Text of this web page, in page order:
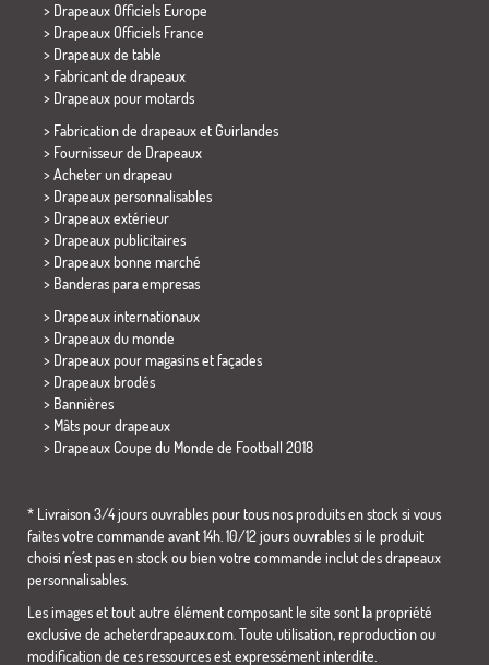
> Drapeaux Officiels Europe
> Drapeaux Officiels France
> Drapeaux de table
> Fabricant de drapeaux
> Drapeaux pour motards
> Fabrication de drapeaux et Guirlandes
> Fournisseur de Drapeaux
> Acheter un drapeau
> Drapeaux personnalisables
> Drapeaux extérieur
> Drapeaux publicitaires
> Drapeaux bonne marché
> Banderas para empresas
> Drapeaux internationaux
> Drapeaux du monde
> Drapeaux pour magasins et façades
> Drapeaux brodés
> Bannières
> Mâts pour drapeaux
> Drapeaux Coupe du Monde de Football 2018
* Livraison 3/4 jours ouvrables pour tous nos produits en stock si vous
faites votre commande avant 14h. 10/12 jours ouvrables si le produit
choisi n´est pas en stock ou bien votre commande inclut des drapeaux
personnalisables.
Les images et tout autre élément composant le site sont la propriété
exclusive de acheterdrapeaux.com. Toute utilisation, reproduction ou
modification de ces ressources est expressément interdite.